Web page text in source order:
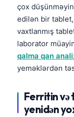
çox
edilən bir
vaxtlanmış
laborator
qalma qan
yeməklərdən
Ferritin və
yenidən
ქართული
Lietuvių
Polski
한국어
Magyar